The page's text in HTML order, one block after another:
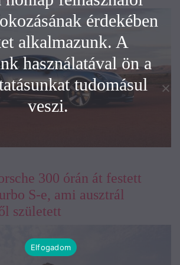
300 órán át festett
S-e, ami ausztrál
született
érdekében
alkalmazunk. A
használatával ön a
tudomásul
veszi.
Elfogadom